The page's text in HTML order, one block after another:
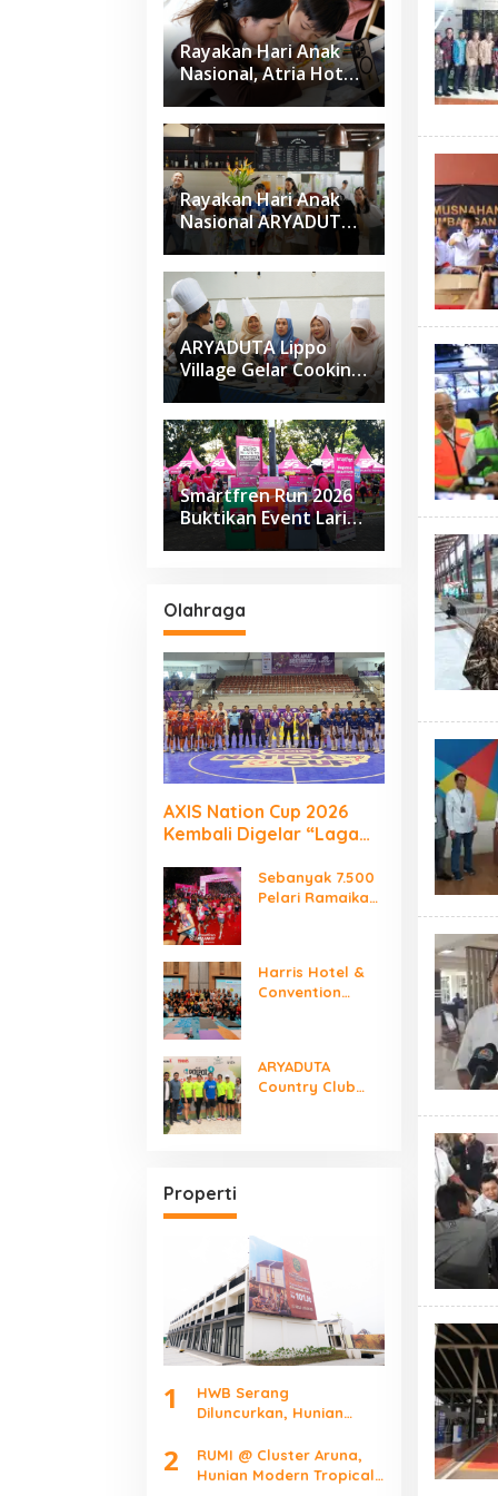
SOS Children’s
Villages di Indonesia
Rayakan Hari Anak
Nasional, Atria Hotel
Gading Serpong
Gelar Family Coloring
Competition
Rayakan Hari Anak
Nasional ARYADUTA
Lippo Village Ajak
Keluarga
ARYADUTA Lippo
Village Gelar Cooking
Class Sapta Rasa
Smartfren Run 2026
Buktikan Event Lari
Besar Berjalan Tanpa
Olahraga
AXIS Nation Cup 2026
Kembali Digelar “Laga
Sebanyak 7.500
Pelari Ramaikan
Harris Hotel &
Convention
International
Yoga Day
ARYADUTA
Country Club
Properti
1
HWB Serang
Diluncurkan, Hunian
Pekerja Kawasan
Industri
2
RUMI @ Cluster Aruna,
Hunian Modern Tropical